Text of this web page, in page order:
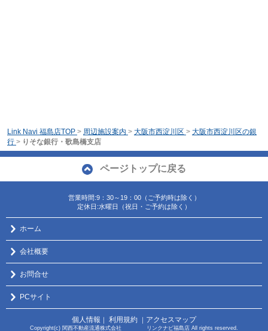
Link Navi 福島店TOP > 周辺施設案内 > 大阪市西淀川区 > 大阪市西淀川区の銀
行 > りそな銀行・歌島橋支店
ページトップに戻る
営業時間:9：30～19：00（ご予約時は除く）
定休日:水曜日（祝日・ご予約は除く）
ホーム
会社概要
お問合せ
PCサイト
個人情報 ｜ 利用規約 ｜ アクセスマップ
Copyright(c) 関西不動産流通株式会社 リンクナビ福島店 All rights reserved.